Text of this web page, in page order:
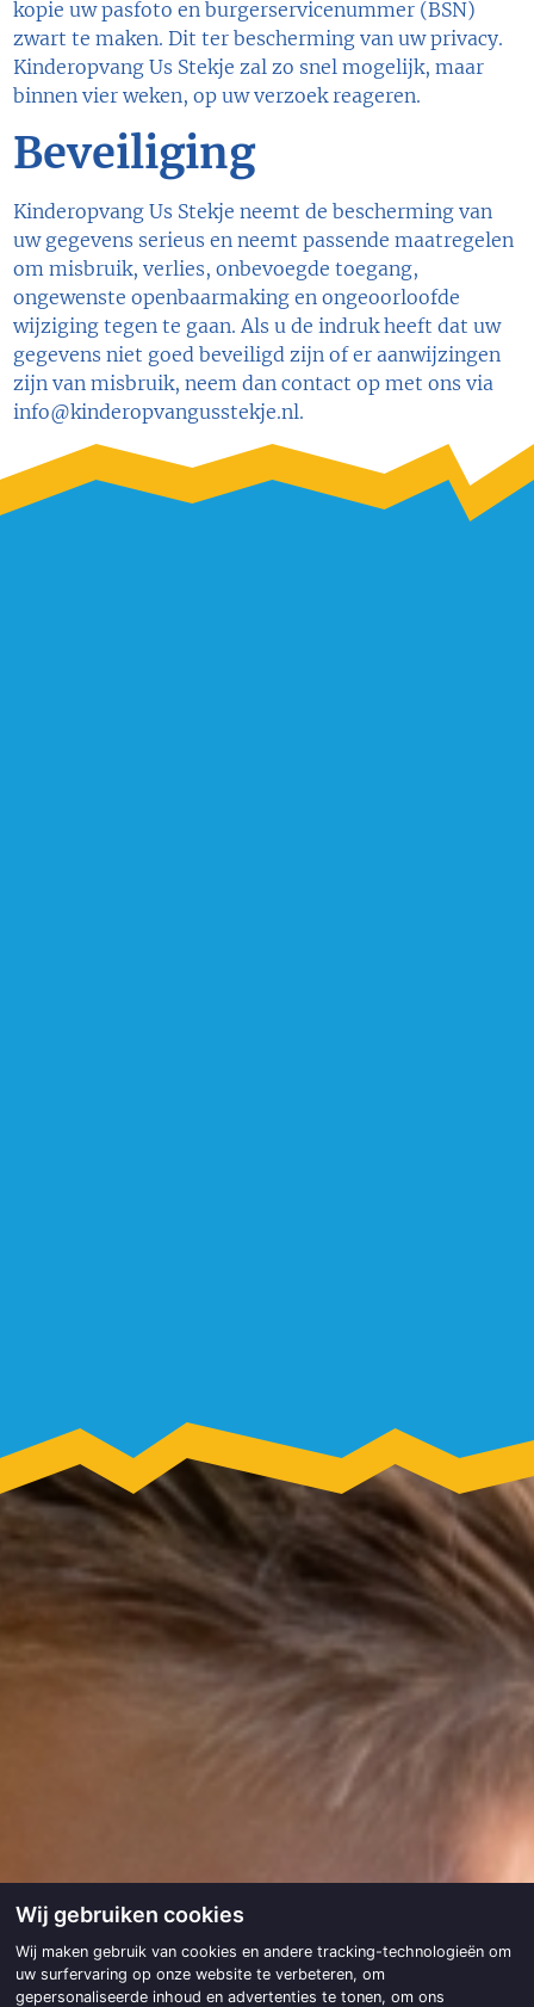
kopie uw pasfoto en burgerservicenummer (BSN)
zwart te maken. Dit ter bescherming van uw privacy.
Kinderopvang Us Stekje zal zo snel mogelijk, maar
binnen vier weken, op uw verzoek reageren.
Beveiliging
Kinderopvang Us Stekje neemt de bescherming van
uw gegevens serieus en neemt passende maatregelen
om misbruik, verlies, onbevoegde toegang,
ongewenste openbaarmaking en ongeoorloofde
wijziging tegen te gaan. Als u de indruk heeft dat uw
gegevens niet goed beveiligd zijn of er aanwijzingen
zijn van misbruik, neem dan contact op met ons via
info@kinderopvangusstekje.nl.
Wij gebruiken cookies
Wij maken gebruik van cookies en andere tracking-technologieën om
uw surfervaring op onze website te verbeteren, om
gepersonaliseerde inhoud en advertenties te tonen, om ons